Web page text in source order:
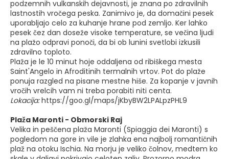
podzemnih vulkanskih dejavnosti, je znana po zdravilnih
lastnostih vročega peska. Zanimivo je, da domačini pesek
uporabljajo celo za kuhanje hrane pod zemljo. Ker lahko
pesek čez dan doseže visoke temperature, se večina ljudi
na plažo odpravi ponoči, da bi ob lunini svetlobi izkusili
zdravilno toploto.
Plaža je le 10 minut hoje oddaljena od ribiškega mesta
Saint'Angelo in Afroditinih termalnih vrtov. Pot do plaže
ponuja razgled na pisane mestne hiše. Za kopanje v javnih
vročih vrelcih vam ni treba porabiti niti centa.
Lokacija: https://goo.gl/maps/jKbyBW2LPALpzPHL9
Plaža Maronti - Obmorski Raj
Velika in peščena plaža Maronti (Spiaggia dei Maronti) s
pogledom na gore in vile je zlahka ena najbolj romantičnih
plaž na otoku Ischia. Na morju je veliko čolnov, medtem ko